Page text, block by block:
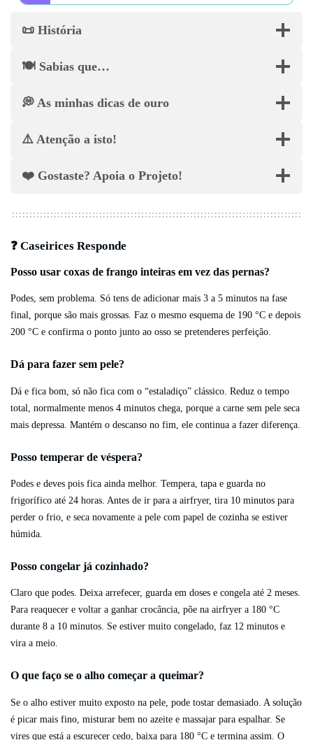
📜 História
🍽️ Sabias que…
💭 As minhas dicas de ouro
⚠️ Atenção a isto!
❤️ Gostaste? Apoia o Projeto!
❓ Caseirices Responde
Posso usar coxas de frango inteiras em vez das pernas?
Podes, sem problema. Só tens de adicionar mais 3 a 5 minutos na fase
final, porque são mais grossas. Faz o mesmo esquema de 190 °C e depois
200 °C e confirma o ponto junto ao osso se pretenderes perfeição.
Dá para fazer sem pele?
Dá e fica bom, só não fica com o “estaladiço” clássico. Reduz o tempo
total, normalmente menos 4 minutos chega, porque a carne sem pele seca
mais depressa. Mantém o descanso no fim, ele continua a fazer diferença.
Posso temperar de véspera?
Podes e deves pois fica ainda melhor. Tempera, tapa e guarda no
frigorífico até 24 horas. Antes de ir para a airfryer, tira 10 minutos para
perder o frio, e seca novamente a pele com papel de cozinha se estiver
húmida.
Posso congelar já cozinhado?
Claro que podes. Deixa arrefecer, guarda em doses e congela até 2 meses.
Para reaquecer e voltar a ganhar crocância, põe na airfryer a 180 °C
durante 8 a 10 minutos. Se estiver muito congelado, faz 12 minutos e
vira a meio.
O que faço se o alho começar a queimar?
Se o alho estiver muito exposto na pele, pode tostar demasiado. A solução
é picar mais fino, misturar bem no azeite e massajar para espalhar. Se
vires que está a escurecer cedo, baixa para 180 °C e termina assim. O